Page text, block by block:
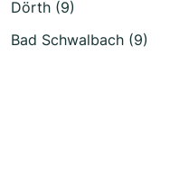
Dörth (9)
Bad Schwalbach (9)